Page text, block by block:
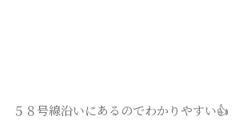
５８号線沿いにあるのでわかりやすい👍